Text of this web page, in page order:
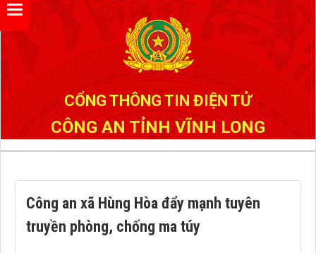
CỔNG THÔNG TIN ĐIỆN TỬ
CÔNG AN TỈNH VĨNH LONG
Công an xã Hùng Hòa đẩy mạnh tuyên
truyền phòng, chống ma túy